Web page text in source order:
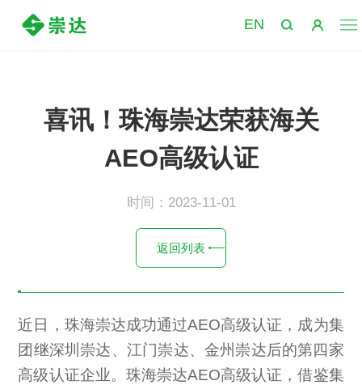
EN
喜讯！珠海崇达荣获海关
AEO高级认证
时间：2023-11-01
返回列表
近日，珠海崇达成功通过AEO高级认证，成为集
团继深圳崇达、江门崇达、金州崇达后的第四家
高级认证企业。珠海崇达AEO高级认证，借鉴集